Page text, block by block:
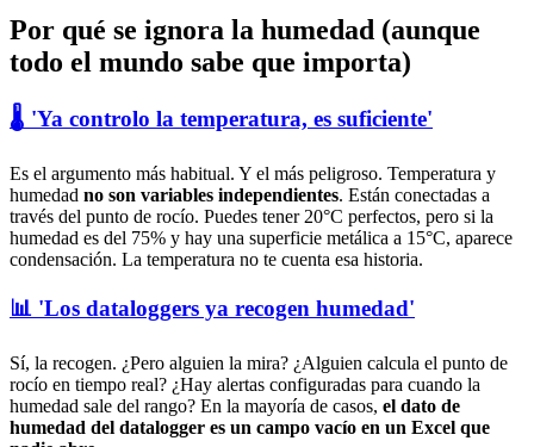
Por qué se ignora la humedad (aunque
todo el mundo sabe que importa)
🌡️ 'Ya controlo la temperatura, es suficiente'
Es el argumento más habitual. Y el más peligroso. Temperatura y
humedad no son variables independientes. Están conectadas a
través del punto de rocío. Puedes tener 20°C perfectos, pero si la
humedad es del 75% y hay una superficie metálica a 15°C, aparece
condensación. La temperatura no te cuenta esa historia.
📊 'Los dataloggers ya recogen humedad'
Sí, la recogen. ¿Pero alguien la mira? ¿Alguien calcula el punto de
rocío en tiempo real? ¿Hay alertas configuradas para cuando la
humedad sale del rango? En la mayoría de casos, el dato de
humedad del datalogger es un campo vacío en un Excel que